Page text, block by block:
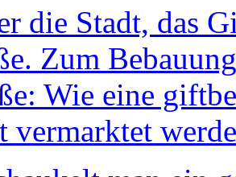
die Stadt, das
Zum
Wie eine
vermarktet